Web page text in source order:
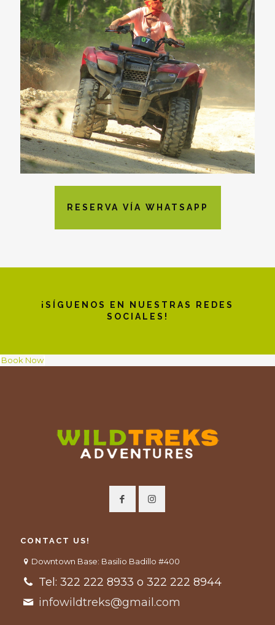
RESERVA VÍA WHATSAPP
¡SÍGUENOS EN NUESTRAS REDES
SOCIALES!
CONTACT US!
Downtown Base: Basilio Badillo #400
Tel: 322 222 8933 o 322 222 8944
infowildtreks@gmail.com
Book Now